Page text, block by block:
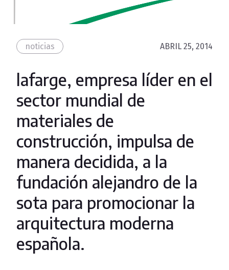
noticias ABRIL 25, 2014
lafarge, empresa líder en el
sector mundial de
materiales de
construcción, impulsa de
manera decidida, a la
fundación alejandro de la
sota para promocionar la
arquitectura moderna
española.